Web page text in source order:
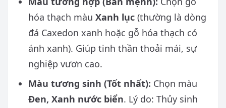
hóa thạch màu Xanh lục (thường là dòng
đá Caxedon xanh hoặc gỗ hóa thạch có
ánh xanh). Giúp tinh thần thoải mái, sự
nghiệp vươn cao.
Màu tương sinh (Tốt nhất): Chọn màu
Đen, Xanh nước biển. Lý do: Thủy sinh